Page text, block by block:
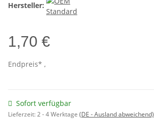
Hersteller:
1,70 €
Endpreis* ,
Sofort verfügbar
Lieferzeit:2 - 4 Werktage (DE - Ausland abweichend)